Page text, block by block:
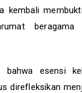
kembali
bahwa esensi
direfleksikan